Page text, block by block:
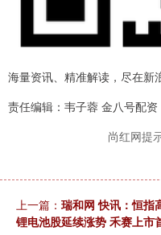
海量资讯、精准解读，尽在新
责任编辑：韦子蓉 金八号配资
尚红网提
上一篇： 瑞和网 快讯：恒指
锂电池股延续涨势 禾赛上市